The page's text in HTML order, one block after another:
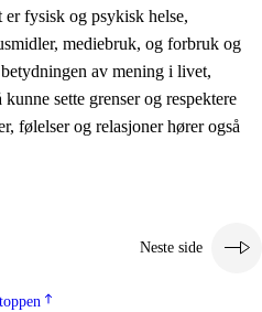
fysisk og psykisk helse,
mediebruk, og forbruk og
av mening i livet,
sette grenser og respektere
følelser og relasjoner hører også
Neste side